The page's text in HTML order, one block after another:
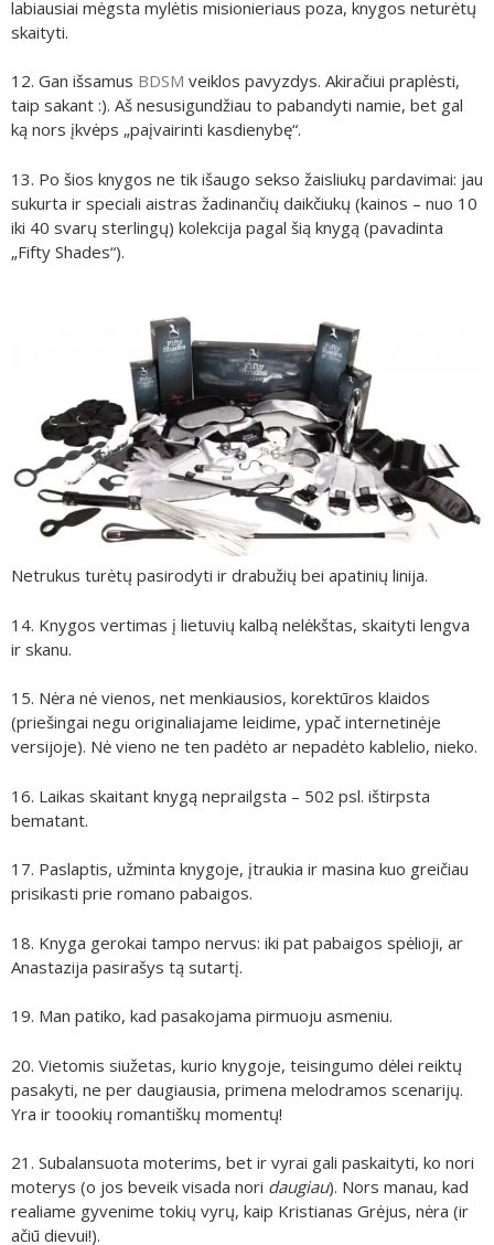
labiausiai mėgsta mylėtis misionieriaus poza, knygos neturėtų
skaityti.
12. Gan išsamus BDSM veiklos pavyzdys. Akiračiui praplėsti,
taip sakant :). Aš nesusigundžiau to pabandyti namie, bet gal
ką nors įkvėps „paįvairinti kasdienybę“.
13. Po šios knygos ne tik išaugo sekso žaisliukų pardavimai: jau
sukurta ir speciali aistras žadinančių daikčiukų (kainos – nuo 10
iki 40 svarų sterlingų) kolekcija pagal šią knygą (pavadinta
„Fifty Shades“).
Netrukus turėtų pasirodyti ir drabužių bei apatinių linija.
14. Knygos vertimas į lietuvių kalbą nelėkštas, skaityti lengva
ir skanu.
15. Nėra nė vienos, net menkiausios, korektūros klaidos
(priešingai negu originaliajame leidime, ypač internetinėje
versijoje). Nė vieno ne ten padėto ar nepadėto kablelio, nieko.
16. Laikas skaitant knygą neprailgsta – 502 psl. ištirpsta
bematant.
17. Paslaptis, užminta knygoje, įtraukia ir masina kuo greičiau
prisikasti prie romano pabaigos.
18. Knyga gerokai tampo nervus: iki pat pabaigos spėlioji, ar
Anastazija pasirašys tą sutartį.
19. Man patiko, kad pasakojama pirmuoju asmeniu.
20. Vietomis siužetas, kurio knygoje, teisingumo dėlei reiktų
pasakyti, ne per daugiausia, primena melodramos scenarijų.
Yra ir toookių romantiškų momentų!
21. Subalansuota moterims, bet ir vyrai gali paskaityti, ko nori
moterys (o jos beveik visada nori daugiau). Nors manau, kad
realiame gyvenime tokių vyrų, kaip Kristianas Grėjus, nėra (ir
ačiū dievui!).